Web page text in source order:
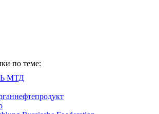
по теме:
МТД